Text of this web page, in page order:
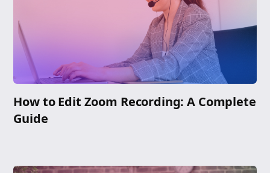
How to Edit Zoom Recording: A Complete
Guide